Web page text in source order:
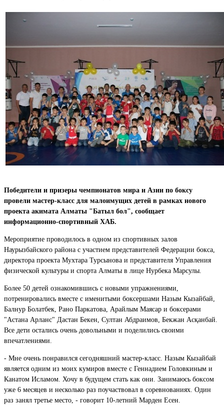
Победители и призеры чемпионатов мира и Азии по боксу
провели мастер-класс для малоимущих детей в рамках нового
проекта акимата Алматы "Батыл бол", сообщает
информационно-спортивный ХАБ.
Мероприятие проводилось в одном из спортивных залов
Наурызбайского района с участием представителей Федерации бокса,
директора проекта Мухтара Турсынова и представителя Управления
физической культуры и спорта Алматы в лице Нурбека Марсулы.
Более 50 детей ознакомившись с новыми упражнениями,
потренировались вместе с именитыми боксершами Назым Кызайбай,
Балнур Болатбек, Рано Паркатова, Арайлым Маясар и боксерами
"Астана Арланс" Дастан Бекен, Султан Абдраимов, Бекжан Асқанбай.
Все дети остались очень довольными и поделились своими
впечатлениями.
- Мне очень понравился сегодняшний мастер-класс. Назым Кызайбай
является одним из моих кумиров вместе с Геннадием Головкиным и
Канатом Исламом. Хочу в будущем стать как они. Занимаюсь боксом
уже 6 месяцев и несколько раз поучаствовал в соревнованиях. Один
раз занял третье место, - говорит 10-летний Марден Есен.